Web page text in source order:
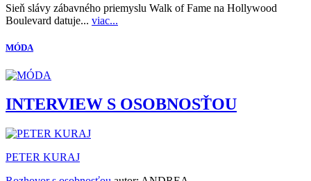
Sieň slávy zábavného priemyslu Walk of Fame na Hollywood
Boulevard datuje... viac...
MÓDA
INTERVIEW S OSOBNOSŤOU
PETER KURAJ